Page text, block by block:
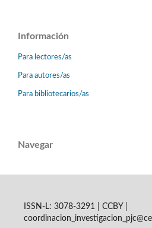
Información
Para lectores/as
Para autores/as
Para bibliotecarios/as
Navegar
ISSN-L: 3078-3291 | CCBY |